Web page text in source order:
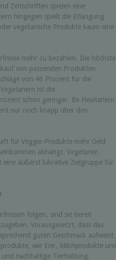
Zeitschriften spielen eine
hingegen spielt die Erlangung
vegetarische Produkte kaum eine
mehr zu bezahlen. Die höchste
von passenden Produkten
von 46 Prozent für die
ist die
schon geringer. Be Flexitariern
nur noch knapp über den
für Veggie-Produkte mehr Geld
abhängt. Vegetarier,
eine äußerst lukrative Zielgruppe für
folgen, sind sie bereit
Vorausgesetzt, dass das
guten Geschmack aufweist.
wie Eier, Milchprodukte und
und nachhaltige Tierhaltung.